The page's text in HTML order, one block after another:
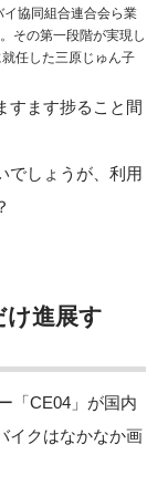
イ協同組合連合会ら業
その第一段階が実現し
任した三原じゅん子
すます捗ること間
でしょうが、利用
進展す
「CE04」が国内
イクはなかなか画